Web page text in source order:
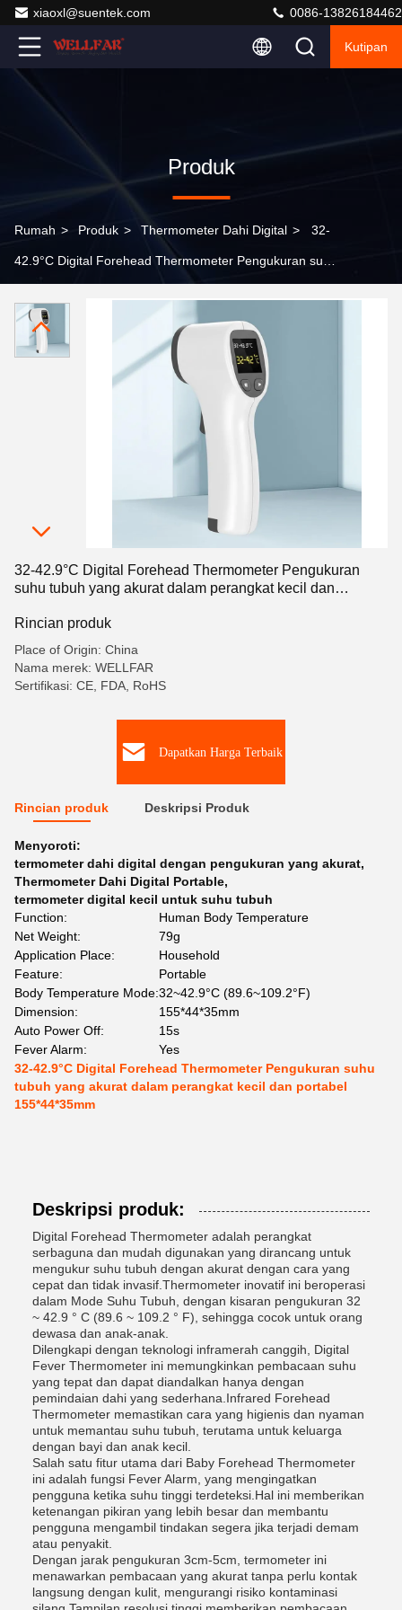
xiaoxl@suentek.com 0086-13826184462
Kutipan
Produk
Rumah > Produk > Thermometer Dahi Digital > 32-
42.9°C Digital Forehead Thermometer Pengukuran suhu
155*44*35mm
32-42.9°C Digital Forehead Thermometer Pengukuran
suhu tubuh yang akurat dalam perangkat kecil dan
Rincian produk
Place of Origin: China
Nama merek: WELLFAR
Sertifikasi: CE, FDA, RoHS
Dapatkan Harga Terbaik
Rincian produk Deskripsi Produk
Menyoroti:
termometer dahi digital dengan pengukuran yang akurat,
Thermometer Dahi Digital Portable,
termometer digital kecil untuk suhu tubuh
Function:
Human Body Temperature
Net Weight:
79g
Application Place:
Household
Feature:
Portable
Body Temperature Mode:32~42.9°C (89.6~109.2°F)
Dimension:
155*44*35mm
Auto Power Off:
15s
Fever Alarm:
Yes
32-42.9°C Digital Forehead Thermometer Pengukuran suhu
tubuh yang akurat dalam perangkat kecil dan portabel
155*44*35mm
Deskripsi produk:
Digital Forehead Thermometer adalah perangkat
serbaguna dan mudah digunakan yang dirancang untuk
mengukur suhu tubuh dengan akurat dengan cara yang
cepat dan tidak invasif.Thermometer inovatif ini beroperasi
dalam Mode Suhu Tubuh, dengan kisaran pengukuran 32
~ 42.9 ° C (89.6 ~ 109.2 ° F), sehingga cocok untuk orang
dewasa dan anak-anak.
Dilengkapi dengan teknologi inframerah canggih, Digital
Fever Thermometer ini memungkinkan pembacaan suhu
yang tepat dan dapat diandalkan hanya dengan
pemindaian dahi yang sederhana.Infrared Forehead
Thermometer memastikan cara yang higienis dan nyaman
untuk memantau suhu tubuh, terutama untuk keluarga
dengan bayi dan anak kecil.
Salah satu fitur utama dari Baby Forehead Thermometer
ini adalah fungsi Fever Alarm, yang mengingatkan
pengguna ketika suhu tinggi terdeteksi.Hal ini memberikan
ketenangan pikiran yang lebih besar dan membantu
pengguna mengambil tindakan segera jika terjadi demam
atau penyakit.
Dengan jarak pengukuran 3cm-5cm, termometer ini
menawarkan pembacaan yang akurat tanpa perlu kontak
langsung dengan kulit, mengurangi risiko kontaminasi